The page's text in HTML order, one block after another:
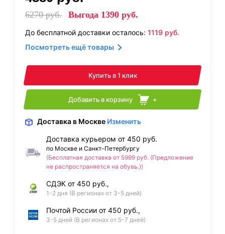
6270руб. Выгода 1390 руб.
До бесплатной доставки осталось: 1119 руб.
Посмотреть ещё товары
Купить в 1 клик
Добавить в корзину +
Доставка в Москве Изменить
Доставка курьером от 450 руб.
по Москве и Санкт-Петербургу
(Бесплатная доставка от 5999 руб. (Предложение
не распространяется на обувь.))
СДЭК от 450 руб.,
1-2 дня (В регионах от 3-5 дней)
Почтой России от 450 руб.,
3-5 дней (В регионах от 5-7 дней)